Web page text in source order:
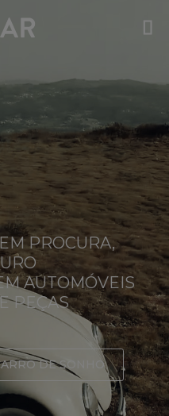
PROCURA,
AUTOMÓVEIS
PEÇAS
DE SONHO